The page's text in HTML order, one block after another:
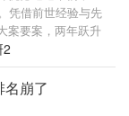
”。 一场荒唐相
了心尖人，千金
，是外人眼里“混
腻藏在散漫皮囊
凭借前世经验与先
案要案，两年跃升
安局长到常务副
委书记，一路披荆
关键节点精准布
力之巅，清算前
2
崩了